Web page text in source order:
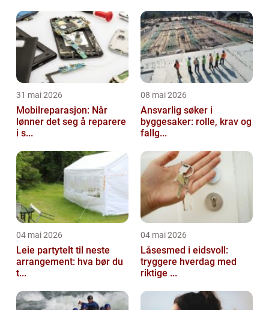
31 mai 2026
Mobilreparasjon: Når
lønner det seg å reparere
i s...
08 mai 2026
Ansvarlig søker i
byggesaker: rolle, krav og
fallg...
04 mai 2026
Leie partytelt til neste
arrangement: hva bør du
t...
04 mai 2026
Låsesmed i eidsvoll:
tryggere hverdag med
riktige ...